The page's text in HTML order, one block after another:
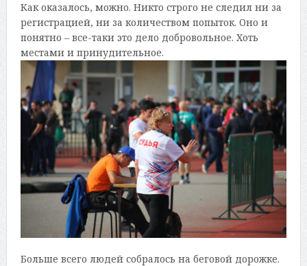
Как оказалось, можно. Никто строго не следил ни за
регистрацией, ни за количеством попыток. Оно и
понятно – все-таки это дело добровольное. Хоть
местами и принудительное.
Больше всего людей собралось на беговой дорожке.